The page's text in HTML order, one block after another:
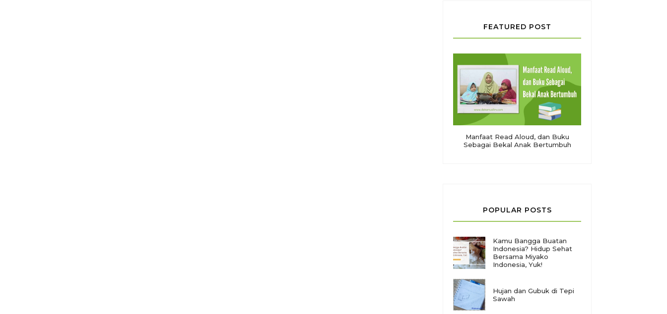
FEATURED POST
Manfaat Read Aloud, dan Buku
Sebagai Bekal Anak Bertumbuh
POPULAR POSTS
Kamu Bangga Buatan
Indonesia? Hidup Sehat
Bersama Miyako
Indonesia, Yuk!
Hujan dan Gubuk di Tepi
Sawah